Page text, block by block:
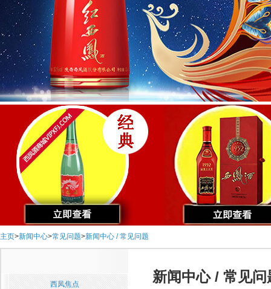
主页>新闻中心>常见问题>新闻中心 / 常见问题
西凤焦点 新闻中心 / 常见问